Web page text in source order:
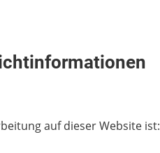
auf dieser Website ist: